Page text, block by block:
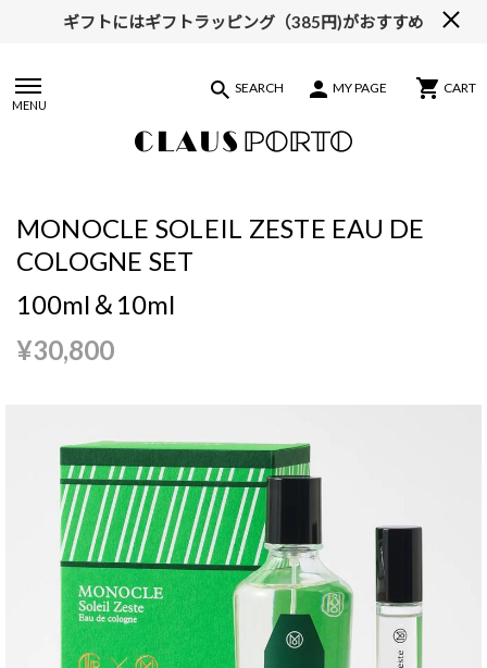
ギフトにはギフトラッピング（385円)がおすすめ
MENU
SEARCH MY PAGE CART
MONOCLE SOLEIL ZESTE EAU DE
COLOGNE SET
100ml＆10ml
¥30,800